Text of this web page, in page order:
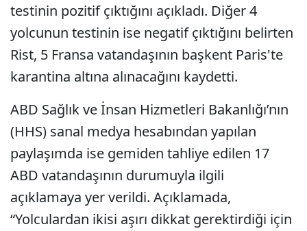
testinin pozitif çıktığını açıkladı. Diğer 4
yolcunun testinin ise negatif çıktığını belirten
Rist, 5 Fransa vatandaşının başkent Paris'te
karantina altına alınacağını kaydetti.
ABD Sağlık ve İnsan Hizmetleri Bakanlığı’nın
(HHS) sanal medya hesabından yapılan
paylaşımda ise gemiden tahliye edilen 17
ABD vatandaşının durumuyla ilgili
açıklamaya yer verildi. Açıklamada,
“Yolculardan ikisi aşırı dikkat gerektirdiği için